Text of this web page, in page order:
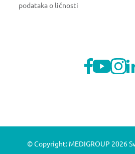
podataka o ličnosti
© Copyright: MEDIGROUP 2026